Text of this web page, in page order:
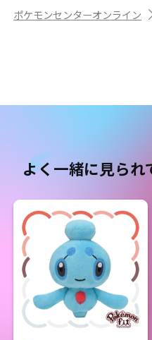
ポケモンセンターオンライン
よく一緒に見られ